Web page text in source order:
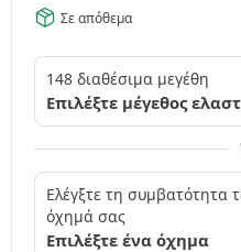
Σε απόθεμα
148 διαθέσιμα μεγέθη
Επιλέξτε μέγεθος
Ελέγξτε τη συμβατότητα
όχημά σας
Επιλέξτε ένα όχημα